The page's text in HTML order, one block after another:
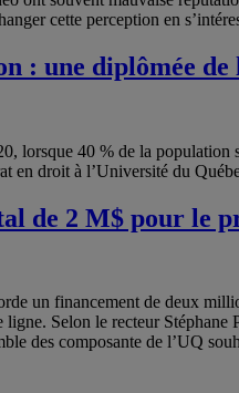
cette perception en
: une diplômée
40 % de la population
en droit à l’Université du
de 2 M$ pour le
un financement de deux
Selon le recteur
des composante de l’UQ